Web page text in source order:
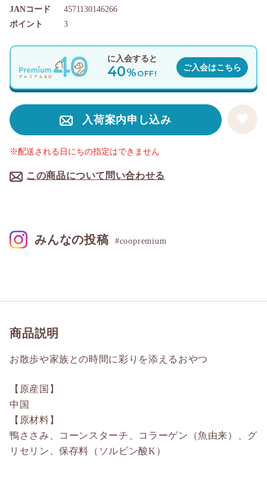
ポイント 3
JANコード 4571130146266
入荷案内申し込み
この商品について問い合わせる
※配送される日にちの指定はできません
に入会すると
40%OFF!
ご入会はこちら
商品説明
お散歩や家族との時間に彩りを添えるおやつ
【原産国】
中国
【原材料】
鴨ささみ、コーンスターチ、コラーゲン（魚由来）、グ
リセリン、保存料（ソルビン酸K）
みんなの投稿 #coopremium